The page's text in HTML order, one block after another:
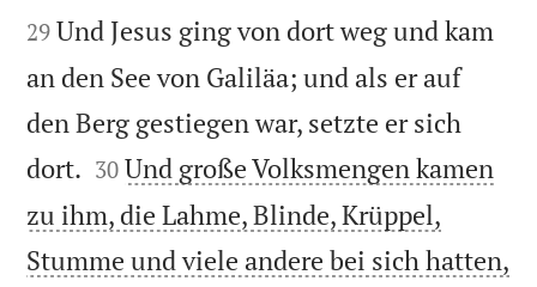


29 Und Jesus ging von dort weg und kam
an den See von Galiläa; und als er auf
den Berg gestiegen war, setzte er sich
dort. 

30 Und große Volksmengen kamen
zu ihm, die Lahme, Blinde, Krüppel,
Stumme und viele andere bei sich hatten,